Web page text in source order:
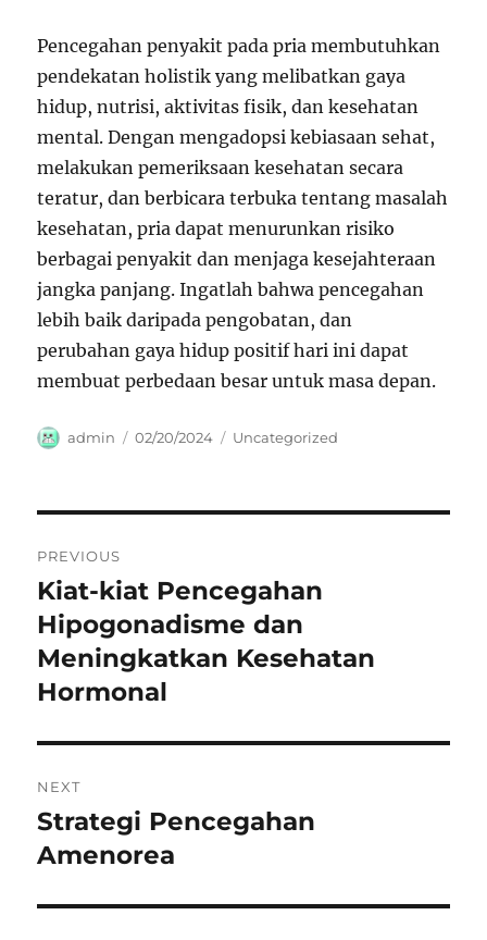
Pencegahan penyakit pada pria membutuhkan
pendekatan holistik yang melibatkan gaya
hidup, nutrisi, aktivitas fisik, dan kesehatan
mental. Dengan mengadopsi kebiasaan sehat,
melakukan pemeriksaan kesehatan secara
teratur, dan berbicara terbuka tentang masalah
kesehatan, pria dapat menurunkan risiko
berbagai penyakit dan menjaga kesejahteraan
jangka panjang. Ingatlah bahwa pencegahan
lebih baik daripada pengobatan, dan
perubahan gaya hidup positif hari ini dapat
membuat perbedaan besar untuk masa depan.
Author
admin
Posted
02/20/2024 Categories
Uncategorized
pos
PREVIOUS
Previous
post:
Kiat-kiat Pencegahan
Hipogonadisme dan
Meningkatkan Kesehatan
Hormonal
NEXT
Next
post:
Strategi Pencegahan
Amenorea